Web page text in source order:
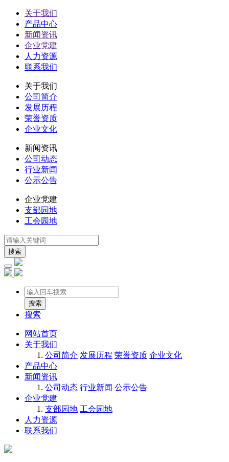
关于我们
产品中心
新闻资讯
企业党建
人力资源
联系我们
关于我们
公司简介
发展历程
荣誉资质
企业文化
新闻资讯
公司动态
行业新闻
公示公告
企业党建
支部园地
工会园地
搜索
搜索
网站首页
关于我们
公司简介 发展历程 荣誉资质 企业文化
产品中心
新闻资讯
公司动态 行业新闻 公示公告
企业党建
支部园地 工会园地
人力资源
联系我们